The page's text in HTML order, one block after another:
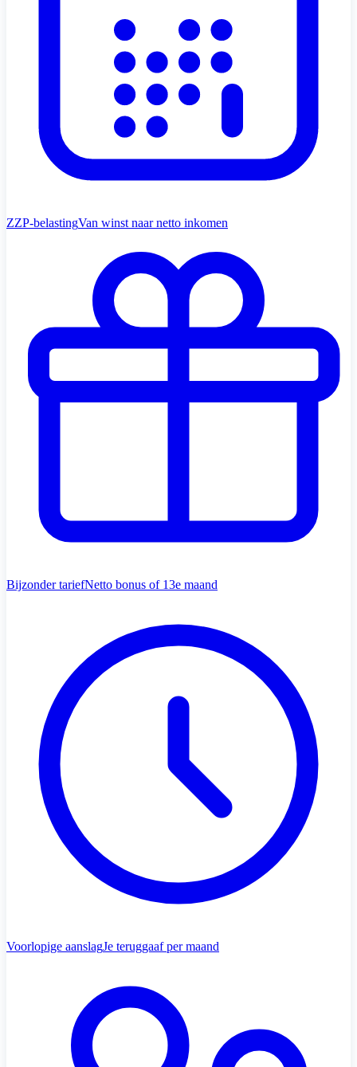
ZZP-belastingVan winst naar netto inkomen
Bijzonder tariefNetto bonus of 13e maand
Voorlopige aanslagJe teruggaaf per maand